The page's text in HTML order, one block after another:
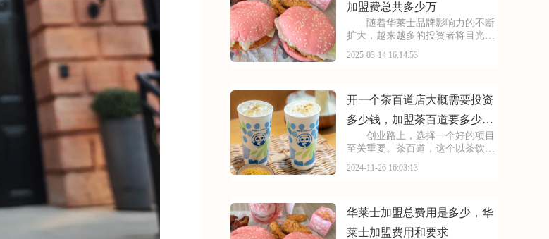
加盟费总共多少万
随着华莱士品牌影响力的不断
扩大，越来越多的投资者将目光投
要加盟华莱士，首先要了解其加盟
看下面是有关于华莱士
2025-03-14 16:14:53
开一个茶百道店大概需要投资
多少钱，加盟茶百道要多少钱
有什么条件
创业路上，选择一个好的项目
至关重要。茶百道，这个以茶饮为
品牌影响力和市场号召力，引领着
址到装修，从技术培训
2024-11-26 16:03:13
华莱士加盟总费用是多少，华
莱士加盟费用和要求